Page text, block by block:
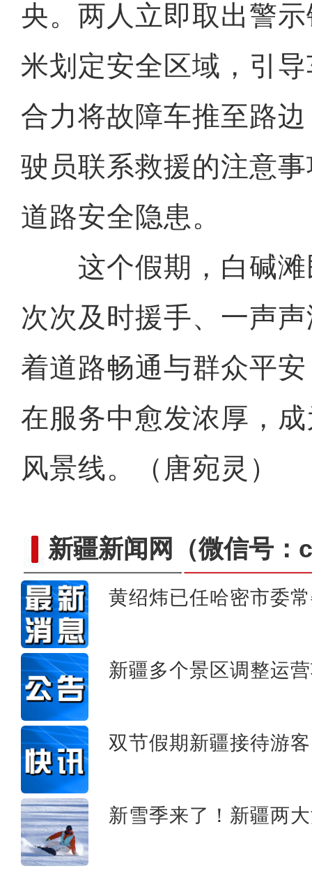
央。两人立即取出警
米划定安全区域，引
合力将故障车推至路
驶员联系救援的注意
道路安全隐患。
这个假期，白碱滩
次次及时援手、一声
着道路畅通与群众平
在服务中愈发浓厚，
风景线。（唐宛灵）
新疆新闻网 （微信号
黄绍炜已任哈密市委
新疆多个景区调整运
双节假期新疆接待游
新雪季来了！新疆两